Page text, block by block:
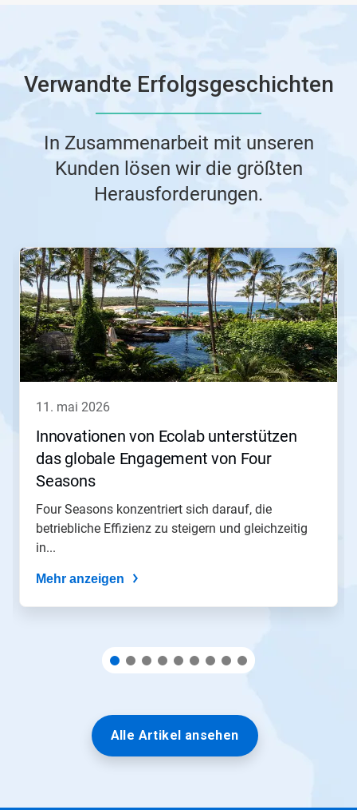
Verwandte Erfolgsgeschichten
In Zusammenarbeit mit unseren
Kunden lösen wir die größten
Herausforderungen.
Dies
ist
ein
Karussell.
Nutzen
Sie
die
Schaltflächen
Weiter
und
navigieren,
springen
Folien-
Punkten
11. mai 2026
Innovationen von Ecolab unterstützen
das globale Engagement von Four
Seasons​​​​​​​
Four Seasons konzentriert sich darauf, die
betriebliche Effizienz zu steigern und gleichzeitig
in...
Mehr anzeigen
Alle Artikel ansehen